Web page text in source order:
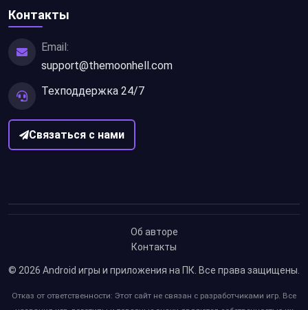
Контакты
Email:
support@themoonhell.com
Техподдержка 24/7
Связаться с нами
Об авторе
Контакты
© 2026 Android игры и приложения на ПК. Все права защищены.
Отказ от ответственности: Этот сайт не связан с разработчиками игр. Все